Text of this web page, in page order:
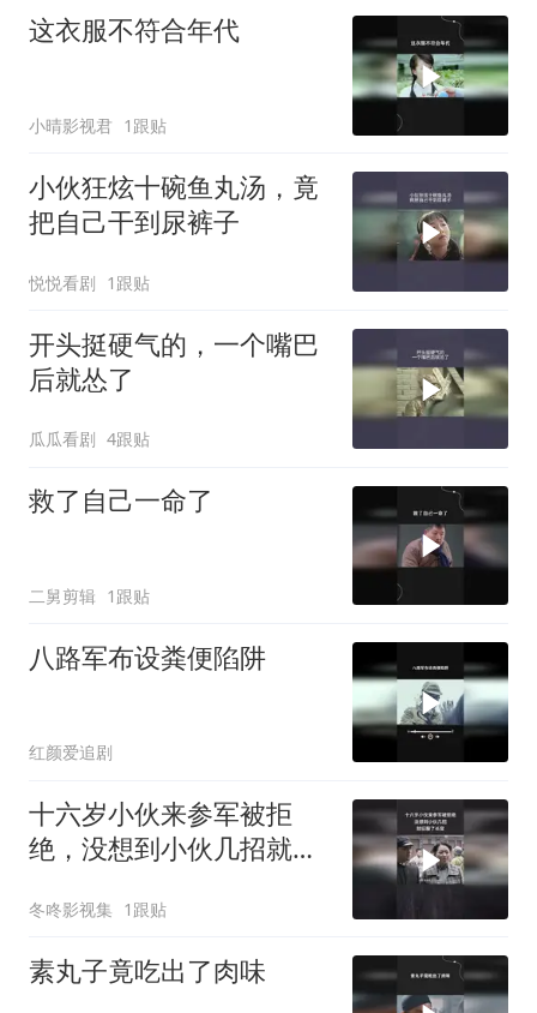
这衣服不符合年代
小晴影视君 1跟贴
小伙狂炫十碗鱼丸汤，竟
把自己干到尿裤子
悦悦看剧 1跟贴
开头挺硬气的，一个嘴巴
后就怂了
瓜瓜看剧 4跟贴
救了自己一命了
二舅剪辑 1跟贴
八路军布设粪便陷阱
红颜爱追剧
十六岁小伙来参军被拒
绝，没想到小伙几招就征
冬咚影视集 1跟贴
素丸子竟吃出了肉味